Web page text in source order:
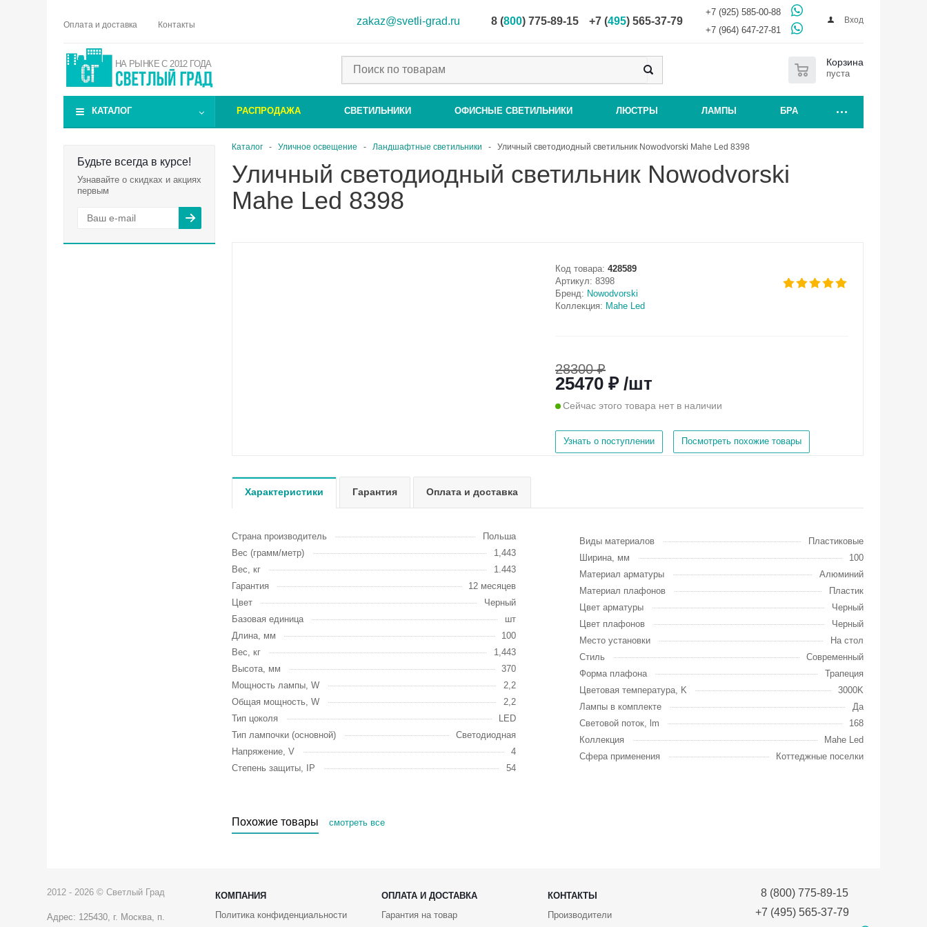
Оплата и доставка Контакты zakaz@svetli-grad.ru 8 (800) 775-89-15 +7 (495) 565-37-79
+7 (925) 585-00-88
+7 (964) 647-27-81
Вход
НА РЫНКЕ С 2012 ГОДА Корзина
пуста
КАТАЛОГ РАСПРОДАЖА СВЕТИЛЬНИКИ ОФИСНЫЕ СВЕТИЛЬНИКИ ЛЮСТРЫ ЛАМПЫ БРА
Будьте всегда в курсе!
Узнавайте о скидках и акциях
первым
Каталог - Уличное освещение - Ландшафтные светильники - Уличный светодиодный светильник Nowodvorski Mahe Led 8398
Уличный светодиодный светильник Nowodvorski
Mahe Led 8398
Код товара: 428589
Артикул: 8398
Бренд: Nowodvorski
Коллекция: Mahe Led
28300 ₽
25470 ₽ /шт
Сейчас этого товара нет в наличии
Узнать о поступлении Посмотреть похожие товары
Характеристики Гарантия Оплата и доставка
Страна производитель
Польша
Вес (грамм/метр)
1,443
Вес, кг
1.443
Гарантия
12 месяцев
Цвет
Черный
Базовая единица
шт
Длина, мм
100
Вес, кг
1,443
Высота, мм
370
Мощность лампы, W
2,2
Общая мощность, W
2,2
Тип цоколя
LED
Тип лампочки (основной)
Светодиодная
Напряжение, V
4
Степень защиты, IP
54
Виды материалов
Пластиковые
Ширина, мм
100
Материал арматуры
Алюминий
Материал плафонов
Пластик
Цвет арматуры
Черный
Цвет плафонов
Черный
Место установки
На стол
Стиль
Современный
Форма плафона
Трапеция
Цветовая температура, K
3000K
Лампы в комплекте
Да
Световой поток, lm
168
Коллекция
Mahe Led
Сфера применения
Коттеджные поселки
Похожие товары смотреть все
2012 - 2026 © Светлый Град
Адрес: 125430, г. Москва, п.
КОМПАНИЯ ОПЛАТА И ДОСТАВКА
КОНТАКТЫ
Политика конфиденциальности
Гарантия на товар Производители
8 (800) 775-89-15
+7 (495) 565-37-79